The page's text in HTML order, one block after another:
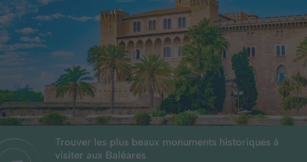
Trouver les plus beaux monuments historiques à
visiter aux Baléares